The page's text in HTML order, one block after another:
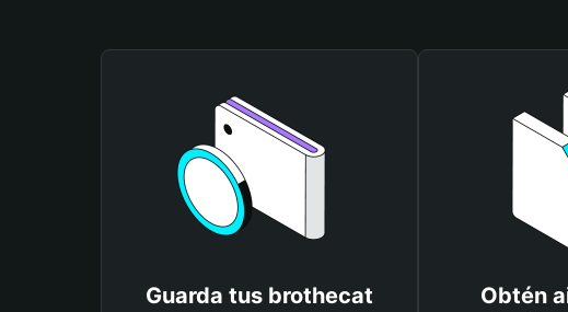
Guarda tus brothecat
Obtén